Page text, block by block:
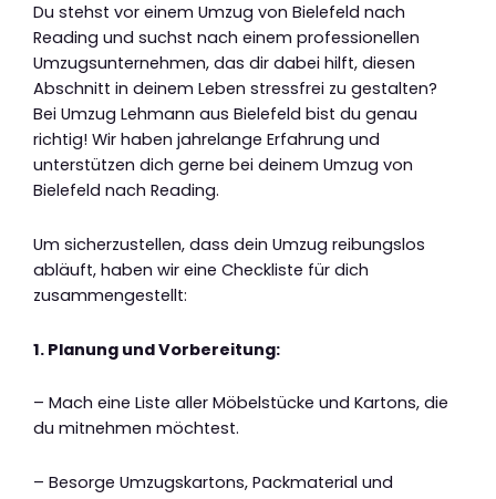
Du stehst vor einem Umzug von Bielefeld nach
Reading und suchst nach einem professionellen
Umzugsunternehmen, das dir dabei hilft, diesen
Abschnitt in deinem Leben stressfrei zu gestalten?
Bei Umzug Lehmann aus Bielefeld bist du genau
richtig! Wir haben jahrelange Erfahrung und
unterstützen dich gerne bei deinem Umzug von
Bielefeld nach Reading.
Um sicherzustellen, dass dein Umzug reibungslos
abläuft, haben wir eine Checkliste für dich
zusammengestellt:
1. Planung und Vorbereitung:
– Mach eine Liste aller Möbelstücke und Kartons, die
du mitnehmen möchtest.
– Besorge Umzugskartons, Packmaterial und